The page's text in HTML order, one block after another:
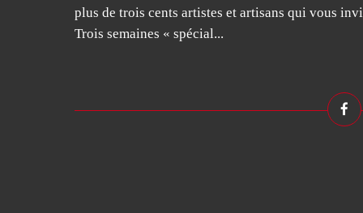
plus de trois cents artistes et artisans qui vous
Trois semaines « spécial...